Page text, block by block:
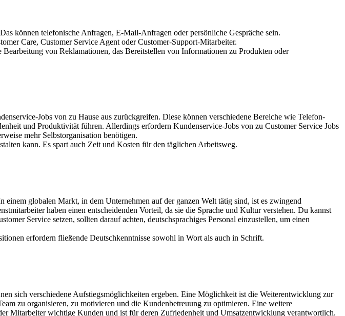
können telefonische Anfragen, E-Mail-Anfragen oder persönliche Gespräche sein.
Care, Customer Service Agent oder Customer-Support-Mitarbeiter.
von Reklamationen, das Bereitstellen von Informationen zu Produkten oder
Jobs von zu Hause aus zurückgreifen. Diese können verschiedene Bereiche wie Telefon-
und Produktivität führen. Allerdings erfordern Kundenservice-Jobs von zu Customer Service Jobs
mehr Selbstorganisation benötigen.
kann. Es spart auch Zeit und Kosten für den täglichen Arbeitsweg.
globalen Markt, in dem Unternehmen auf der ganzen Welt tätig sind, ist es zwingend
haben einen entscheidenden Vorteil, da sie die Sprache und Kultur verstehen. Du kannst
Service setzen, sollten darauf achten, deutschsprachiges Personal einzustellen, um einen
erfordern fließende Deutschkenntnisse sowohl in Wort als auch in Schrift.
sich verschiedene Aufstiegsmöglichkeiten ergeben. Eine Möglichkeit ist die Weiterentwicklung zur
zu organisieren, zu motivieren und die Kundenbetreuung zu optimieren. Eine weitere
Mitarbeiter wichtige Kunden und ist für deren Zufriedenheit und Umsatzentwicklung verantwortlich.